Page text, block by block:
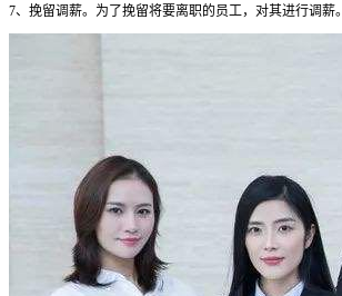
7、挽留调薪。为了挽留将要离职的员工，对其进行调薪。